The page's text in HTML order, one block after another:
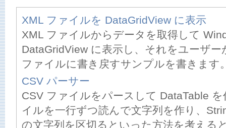
XML ファイルを DataGridView に表示
XML ファイルからデータを取得して
DataGridView に表示し、それをユーザ
ファイルに書き戻すサンプルを書きます
CSV パーサー
CSV ファイルをパースして DataTable
イルを一行ずつ読んで文字列を作り、
の文字列を区切るといった方法を考える